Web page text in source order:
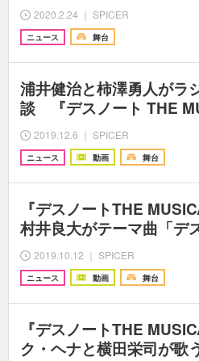
2020.2.24 ｜ SPICER
ニュース 舞台
浦井健治と柿澤勇人がラ
談 『デスノート THE
2019.12.6 ｜ SPICER
ニュース 動画 舞台
『デスノートTHE
村井良大がテーマ曲「
2019.10.12 ｜ SPICER
ニュース 動画 舞台
『デスノートTHE
ク・ヘナと横田栄司が